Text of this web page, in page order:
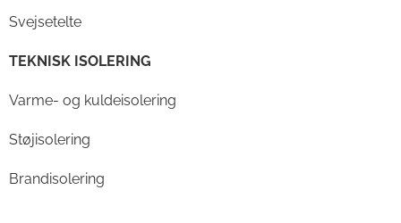
Svejsetelte
TEKNISK ISOLERING
Varme- og kuldeisolering
Støjisolering
Brandisolering